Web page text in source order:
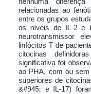
relacionadas ao
entre os grupos
os níveis de IL-2 e
neurotransmissor
linfócitos T de
citocinas
significativa foi
ao PHA, com ou
superiores de
&#945; e IL-17)